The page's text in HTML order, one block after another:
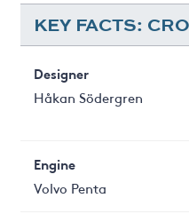
KEY FACTS:
Designer
Håkan Södergren
Engine
Volvo Penta